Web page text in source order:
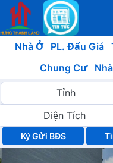
Nhà Ở PL. Đấu Giá
Chung Cư
Ký Gửi BĐS